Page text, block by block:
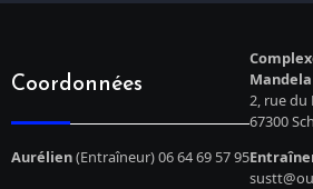
Coordonnées
Mandela
2, rue du
67300
Aurélien(Entraîneur) 06 64 69 57 95